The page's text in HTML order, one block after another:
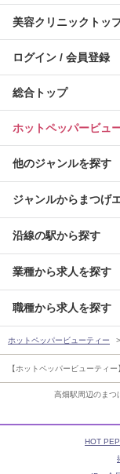
高畑駅周辺のまつ
美容クリニックトッ
ログイン / 会員登録
総合トップ
ホットペッパービュ
他のジャンルを探す
ジャンルからまつげ
沿線の駅から探す
業種から求人を探す
職種から求人を探す
ホットペッパービューティー
【ホットペッパービューティ
HOT